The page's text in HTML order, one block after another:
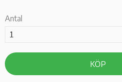
Antal
KÖP